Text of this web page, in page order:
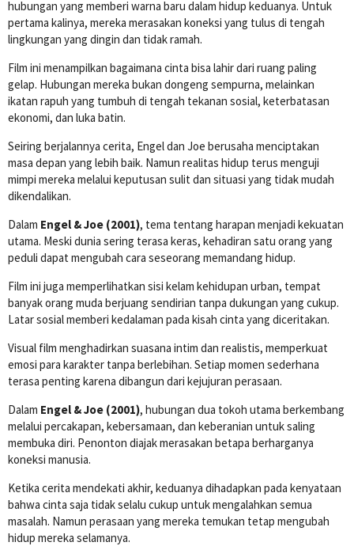
hubungan yang memberi warna baru dalam hidup keduanya. Untuk
pertama kalinya, mereka merasakan koneksi yang tulus di tengah
lingkungan yang dingin dan tidak ramah.
Film ini menampilkan bagaimana cinta bisa lahir dari ruang paling
gelap. Hubungan mereka bukan dongeng sempurna, melainkan
ikatan rapuh yang tumbuh di tengah tekanan sosial, keterbatasan
ekonomi, dan luka batin.
Seiring berjalannya cerita, Engel dan Joe berusaha menciptakan
masa depan yang lebih baik. Namun realitas hidup terus menguji
mimpi mereka melalui keputusan sulit dan situasi yang tidak mudah
dikendalikan.
Dalam Engel & Joe (2001), tema tentang harapan menjadi kekuatan
utama. Meski dunia sering terasa keras, kehadiran satu orang yang
peduli dapat mengubah cara seseorang memandang hidup.
Film ini juga memperlihatkan sisi kelam kehidupan urban, tempat
banyak orang muda berjuang sendirian tanpa dukungan yang cukup.
Latar sosial memberi kedalaman pada kisah cinta yang diceritakan.
Visual film menghadirkan suasana intim dan realistis, memperkuat
emosi para karakter tanpa berlebihan. Setiap momen sederhana
terasa penting karena dibangun dari kejujuran perasaan.
Dalam Engel & Joe (2001), hubungan dua tokoh utama berkembang
melalui percakapan, kebersamaan, dan keberanian untuk saling
membuka diri. Penonton diajak merasakan betapa berharganya
koneksi manusia.
Ketika cerita mendekati akhir, keduanya dihadapkan pada kenyataan
bahwa cinta saja tidak selalu cukup untuk mengalahkan semua
masalah. Namun perasaan yang mereka temukan tetap mengubah
hidup mereka selamanya.